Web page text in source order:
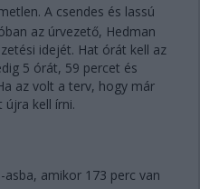
A csendes és lassú
az úrvezető, Hedman
idejét. Hat órát kell az
5 órát, 59 percet és
az volt a terv, hogy már
újra kell írni.
amikor 173 perc van